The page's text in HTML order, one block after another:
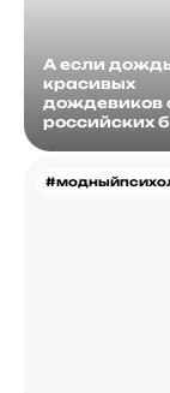
А если
красивых
дождевиков
российских